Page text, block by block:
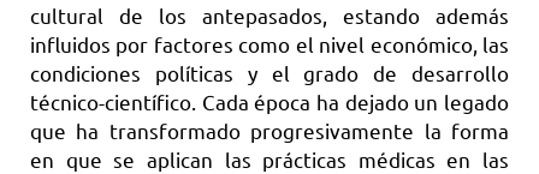
cultural de los antepasados, estando además
influidos por factores como el nivel económico, las
condiciones políticas y el grado de desarrollo
técnico-científico. Cada época ha dejado un legado
que ha transformado progresivamente la forma
en que se aplican las prácticas médicas en las